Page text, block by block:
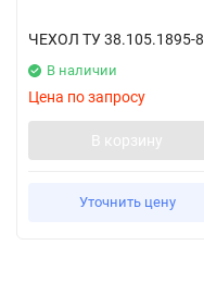
ЧЕХОЛ ТУ 38.105.1895-8
В наличии
Цена по запросу
В корзину
Уточнить цену